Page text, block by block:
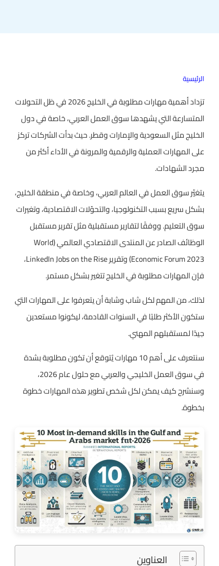
الرئيسية
تزداد أهمية مهارات مطلوبة في الخليج 2026 في ظل التحولات
المتسارعة التي يشهدها سوق العمل العربي، خاصة في دول
الخليج مثل السعودية والإمارات وقطر. حيث بدأت الشركات تركز
على المهارات العملية والرقمية والمرونة في الأداء أكثر من
مجرد الشهادات.
يتغيّر سوق العمل في العالم العربي، وخاصة في منطقة الخليج،
بشكل سريع بسبب التكنولوجيا، والتحوّلات الاقتصادية، وتغيرات
سوق التعليم. ووفقًا لتقارير مستقبلية مثل تقرير مستقبل
الوظائف الصادر عن المنتدى الاقتصادي العالمي (World
Economic Forum 2023) وتقرير LinkedIn Jobs on the Rise،
فإن المهارات مطلوبة في الخليج تتغير بشكل مستمر.
لذلك، من المهم لكل شاب وشابة أن يتعرفوا على المهارات التي
ستكون الأكثر طلبًا في السنوات القادمة، ليكونوا مستعدين
جيدًا لمستقبلهم المهني.
سنتعرف على أهم 10 مهارات يُتوقع أن تكون مطلوبة بشدة
في سوق العمل الخليجي والعربي مع حلول عام 2026،
وسنشرح كيف يمكن لكل شخص تطوير هذه المهارات خطوة
بخطوة.
العناوين